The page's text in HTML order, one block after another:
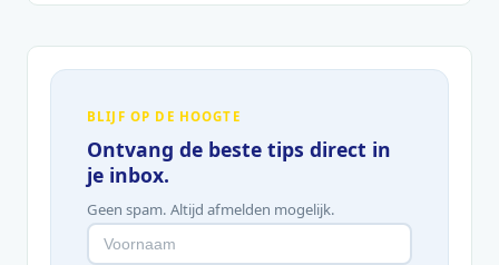
BLIJF OP DE HOOGTE
Ontvang de beste tips direct in
je inbox.
Geen spam. Altijd afmelden mogelijk.